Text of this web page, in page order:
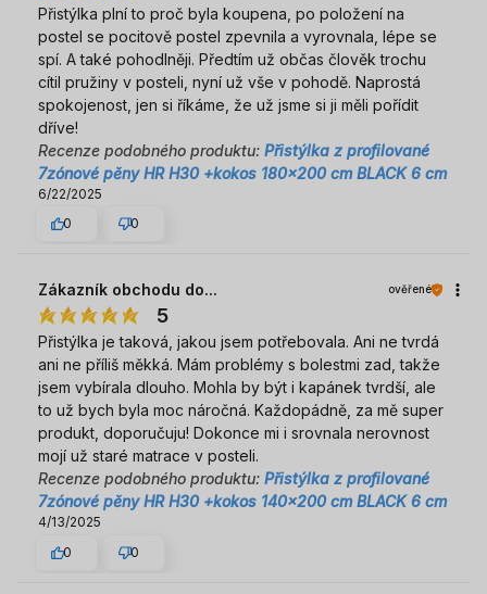
Přistýlka plní to proč byla koupena, po položení na
postel se pocitově postel zpevnila a vyrovnala, lépe se
spí. A také pohodlněji. Předtím už občas člověk trochu
cítil pružiny v posteli, nyní už vše v pohodě. Naprostá
spokojenost, jen si říkáme, že už jsme si ji měli pořídit
dříve!
Recenze podobného produktu: Přistýlka z profilované
7zónové pěny HR H30 +kokos 180x200 cm BLACK 6 cm
6/22/2025
0
0
Zákazník obchodu do... ověřené
5
Přistýlka je taková, jakou jsem potřebovala. Ani ne tvrdá
ani ne příliš měkká. Mám problémy s bolestmi zad, takže
jsem vybírala dlouho. Mohla by být i kapánek tvrdší, ale
to už bych byla moc náročná. Každopádně, za mě super
produkt, doporučuju! Dokonce mi i srovnala nerovnost
mojí už staré matrace v posteli.
Recenze podobného produktu: Přistýlka z profilované
7zónové pěny HR H30 +kokos 140x200 cm BLACK 6 cm
4/13/2025
0
0